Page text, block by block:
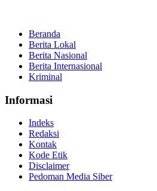
Beranda
Berita Lokal
Berita Nasional
Berita Internasional
Kriminal
Informasi
Indeks
Redaksi
Kontak
Kode Etik
Disclaimer
Pedoman Media Siber